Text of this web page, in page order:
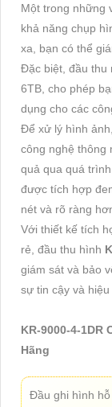
Một trong những
khả năng chụp
xa, bạn có thể
Đặc biệt, đầu thu
6TB, cho phép
dụng cho các
Để xử lý hình
công nghệ thông
quả qua quá
được tích hợp
nét và rõ ràng
Với thiết kế tích
rẻ, đầu thu hình
giám sát và bảo
sự tin cậy và
KR-9000-4-1DR
Hãng
Đầu ghi hình hỗ